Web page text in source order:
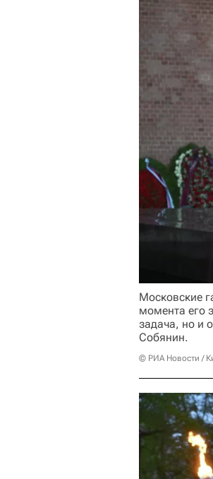
Московские
момента его
задача, но и
Собянин.
© РИА Новости /